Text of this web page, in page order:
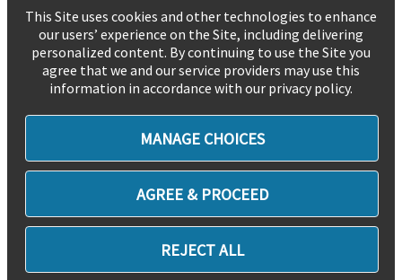
This Site uses cookies and other technologies to enhance
our users’ experience on the Site, including delivering
personalized content. By continuing to use the Site you
agree that we and our service providers may use this
information in accordance with our privacy policy.
MANAGE CHOICES
AGREE & PROCEED
REJECT ALL